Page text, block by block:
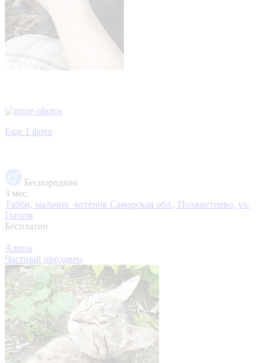
Еще 1 фото
Беспородная
3 мес.
Табби, мальчик -котёнок Самарская обл., Похвистнево, ул.
Гоголя
Бесплатно
Алина
Частный продавец